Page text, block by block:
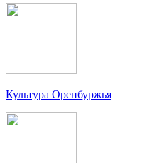
Культура Оренбуржья